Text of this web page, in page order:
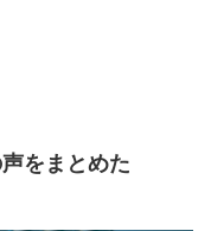
をまとめた